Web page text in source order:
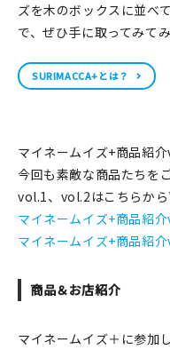
紙
本
雑貨
はんこ
JAMグッズ
台湾グッズ
ズを木のボックスに並べ
で、ぜひ手に取ってみて
SURIMACCA+とは？
マイネームイズ+商品紹介
今回も素敵な商品たちを
vol.1、vol.2はこちらか
マイネームイズ+商品紹
マイネームイズ+商品紹
商品＆お店紹介
マイネームイズ＋に参加